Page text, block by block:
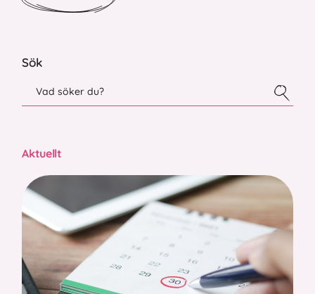
Sök
Aktuellt